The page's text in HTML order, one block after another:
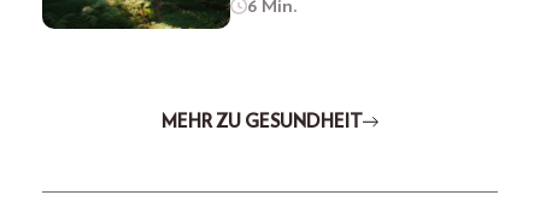
6 Min.
MEHR ZU GESUNDHEIT